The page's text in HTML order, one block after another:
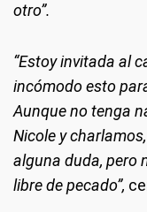
otro”.
“Estoy invitada al
incómodo esto
Aunque no tenga
Nicole y
alguna duda, pero
libre de pecado”,